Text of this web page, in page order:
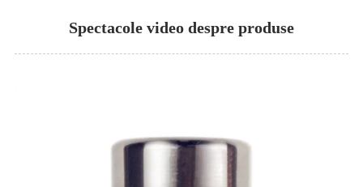
Spectacole video despre produse